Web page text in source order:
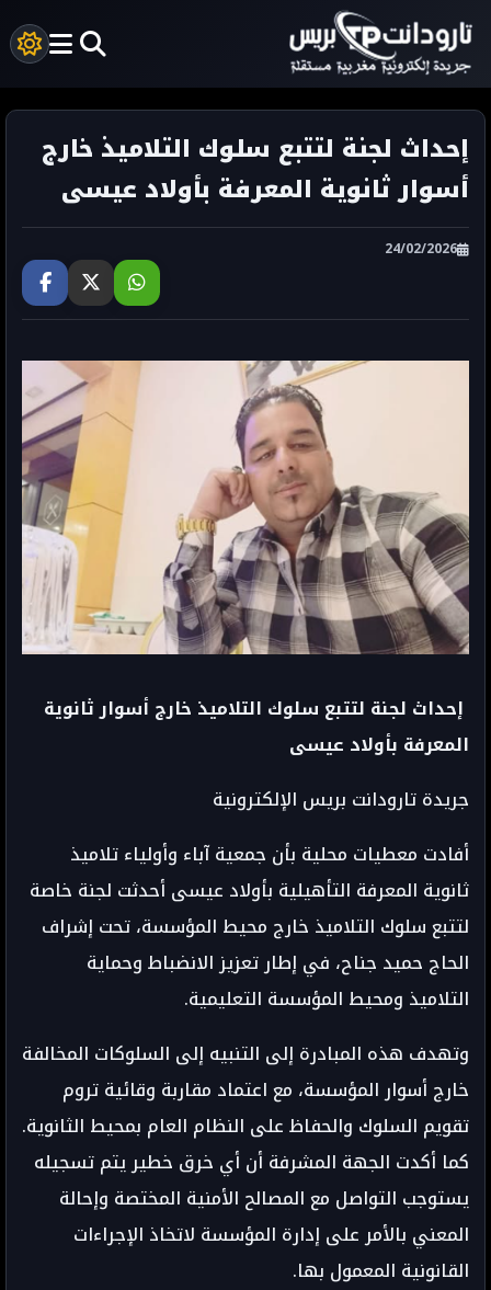
إحداث لجنة لتتبع سلوك التلاميذ خارج
أسوار ثانوية المعرفة بأولاد عيسى
24/02/2026
إحداث لجنة لتتبع سلوك التلاميذ خارج أسوار ثانوية
المعرفة بأولاد عيسى
جريدة تارودانت بريس الإلكترونية
أفادت معطيات محلية بأن جمعية آباء وأولياء تلاميذ
ثانوية المعرفة التأهيلية بأولاد عيسى أحدثت لجنة خاصة
لتتبع سلوك التلاميذ خارج محيط المؤسسة، تحت إشراف
الحاج حميد جناح، في إطار تعزيز الانضباط وحماية
التلاميذ ومحيط المؤسسة التعليمية.
وتهدف هذه المبادرة إلى التنبيه إلى السلوكات المخالفة
خارج أسوار المؤسسة، مع اعتماد مقاربة وقائية تروم
تقويم السلوك والحفاظ على النظام العام بمحيط الثانوية.
كما أكدت الجهة المشرفة أن أي خرق خطير يتم تسجيله
يستوجب التواصل مع المصالح الأمنية المختصة وإحالة
المعني بالأمر على إدارة المؤسسة لاتخاذ الإجراءات
القانونية المعمول بها.